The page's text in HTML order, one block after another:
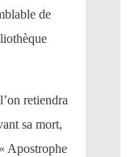
de
retiendra
sa mort,
Apostrophe